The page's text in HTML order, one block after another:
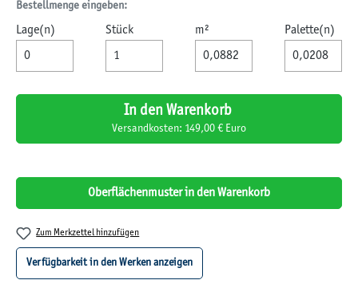
Bestellmenge eingeben:
Lage(n) Stück m² Palette(n)
In den Warenkorb
Versandkosten: 149,00 € Euro
Oberflächenmuster in den Warenkorb
Zum Merkzettel hinzufügen
Verfügbarkeit in den Werken anzeigen